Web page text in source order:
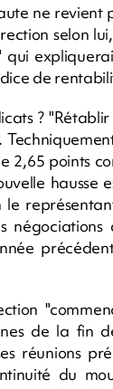
ne revient
selon
qui
de
?
2,65 points
hausse
de la fin
réunions
du